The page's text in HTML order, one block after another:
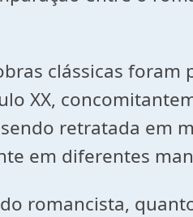
clássicas
XX,
retratada em
em diferentes
romancista,